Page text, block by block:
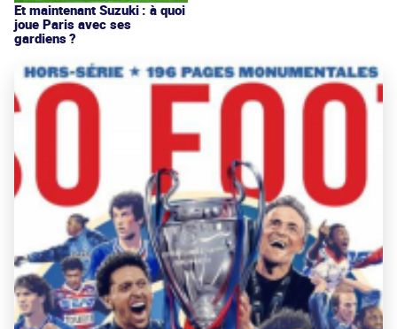
Et maintenant Suzuki : à quoi
joue Paris avec ses
gardiens ?